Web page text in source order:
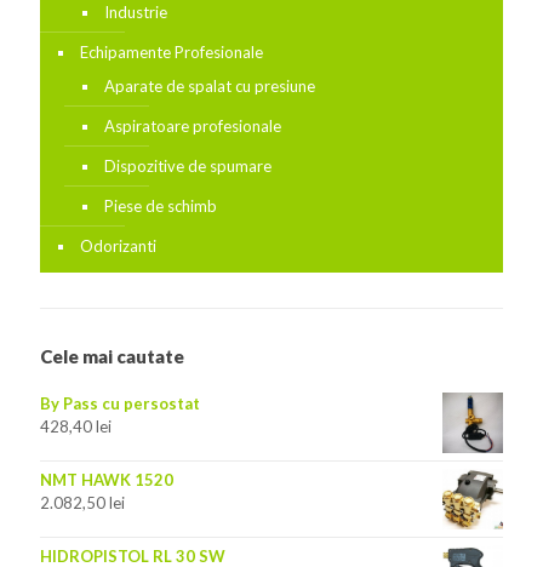
Industrie
Echipamente Profesionale
Aparate de spalat cu presiune
Aspiratoare profesionale
Dispozitive de spumare
Piese de schimb
Odorizanti
Cele mai cautate
By Pass cu persostat
428,40lei
NMT HAWK 1520
2.082,50lei
HIDROPISTOL RL 30 SW